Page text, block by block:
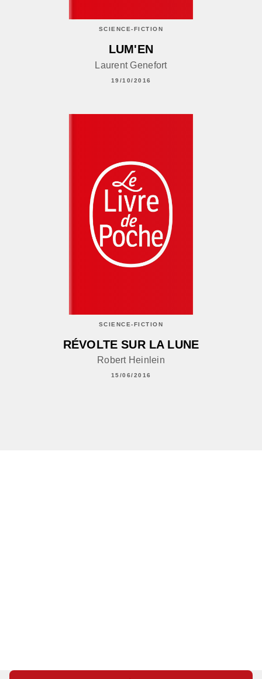
SCIENCE-FICTION
LUM'EN
Laurent Genefort
19/10/2016
SCIENCE-FICTION
RÉVOLTE SUR LA LUNE
Robert Heinlein
15/06/2016